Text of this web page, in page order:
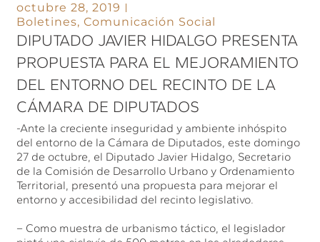
octubre 28, 2019
Boletines,Comunicación Social
DIPUTADO JAVIER HIDALGO PRESENTA
PROPUESTA PARA EL MEJORAMIENTO
DEL ENTORNO DEL RECINTO DE LA
CÁMARA DE DIPUTADOS
-Ante la creciente inseguridad y ambiente inhóspito
del entorno de la Cámara de Diputados, este domingo
27 de octubre, el Diputado Javier Hidalgo, Secretario
de la Comisión de Desarrollo Urbano y Ordenamiento
Territorial, presentó una propuesta para mejorar el
entorno y accesibilidad del recinto legislativo.
– Como muestra de urbanismo táctico, el legislador